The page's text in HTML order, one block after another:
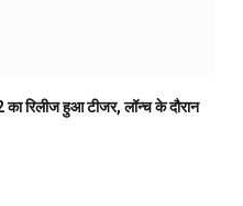
रिलीज हुआ टीजर, लॉन्च के दौरान